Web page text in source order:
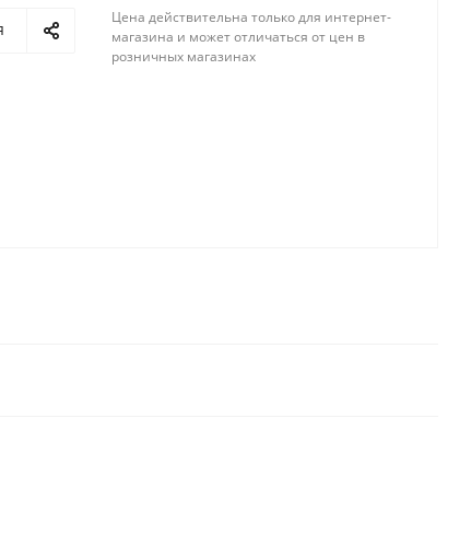
Цена действительна только для интернет-
магазина и может отличаться от цен в
розничных магазинах